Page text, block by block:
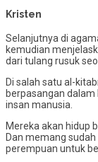
Kristen
Selanjutnya di
kemudian
dari tulang rusuk
Di salah satu al-
berpasangan
insan manusia.
Mereka akan hidup
Dan memang
perempuan untuk